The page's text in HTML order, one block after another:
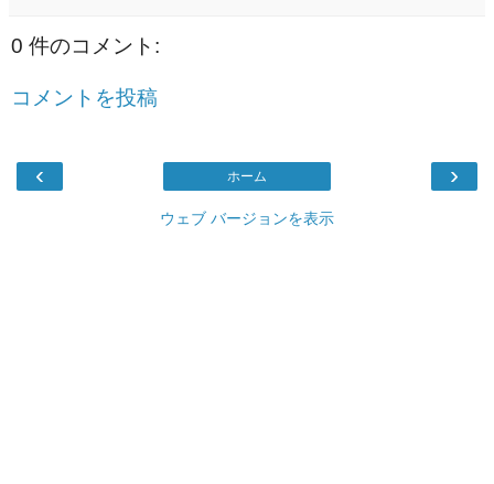
0 件のコメント:
コメントを投稿
‹ ›
ホーム
ウェブ バージョンを表示